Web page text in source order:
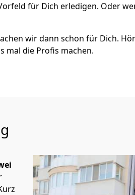
für Dich erledigen. Oder
wir dann schon für Dich.
mal die Profis machen.